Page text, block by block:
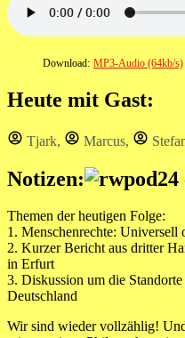
Download: MP3-Audio (64kb/s)
Heute mit Gast:
Tjark, Marcus,
Notizen:
Themen der heutigen Folge:
1. Menschenrechte: Universell
2. Kurzer Bericht aus dritter
in Erfurt
3. Diskussion um die
Deutschland
Wir sind wieder vollzählig!